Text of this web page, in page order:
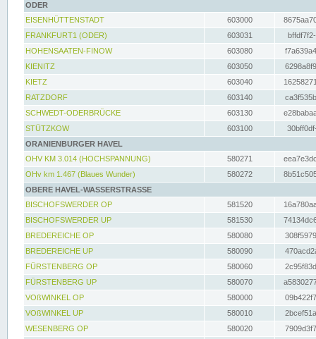
ODER
EISENHÜTTENSTADT
603000
FRANKFURT1 (ODER)
603031
HOHENSAATEN-FINOW
603080
KIENITZ
603050
KIETZ
603040
RATZDORF
603140
SCHWEDT-ODERBRÜCKE
603130
STÜTZKOW
603100
ORANIENBURGER HAVEL
OHV KM 3.014 (HOCHSPANNUNG)
580271
OHv km 1.467 (Blaues Wunder)
580272
OBERE HAVEL-WASSERSTRASSE
BISCHOFSWERDER OP
581520
BISCHOFSWERDER UP
581530
BREDEREICHE OP
580080
BREDEREICHE UP
580090
FÜRSTENBERG OP
580060
FÜRSTENBERG UP
580070
VOßWINKEL OP
580000
VOßWINKEL UP
580010
WESENBERG OP
580020